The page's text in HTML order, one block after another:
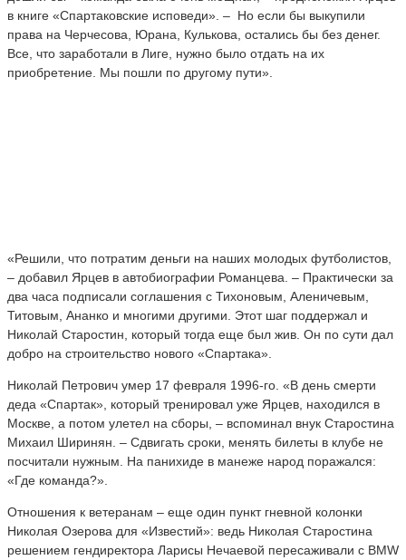
в книге «Спартаковские исповеди». – Но если бы выкупили
права на Черчесова, Юрана, Кулькова, остались бы без денег.
Все, что заработали в Лиге, нужно было отдать на их
приобретение. Мы пошли по другому пути».
«Решили, что потратим деньги на наших молодых футболистов,
– добавил Ярцев в автобиографии Романцева. – Практически за
два часа подписали соглашения с Тихоновым, Аленичевым,
Титовым, Ананко и многими другими. Этот шаг поддержал и
Николай Старостин, который тогда еще был жив. Он по сути дал
добро на строительство нового «Спартака».
Николай Петрович умер 17 февраля 1996-го. «В день смерти
деда «Спартак», который тренировал уже Ярцев, находился в
Москве, а потом улетел на сборы, – вспоминал внук Старостина
Михаил Ширинян. – Сдвигать сроки, менять билеты в клубе не
посчитали нужным. На панихиде в манеже народ поражался:
«Где команда?».
Отношения к ветеранам – еще один пункт гневной колонки
Николая Озерова для «Известий»: ведь Николая Старостина
решением гендиректора Ларисы Нечаевой пересаживали с BMW